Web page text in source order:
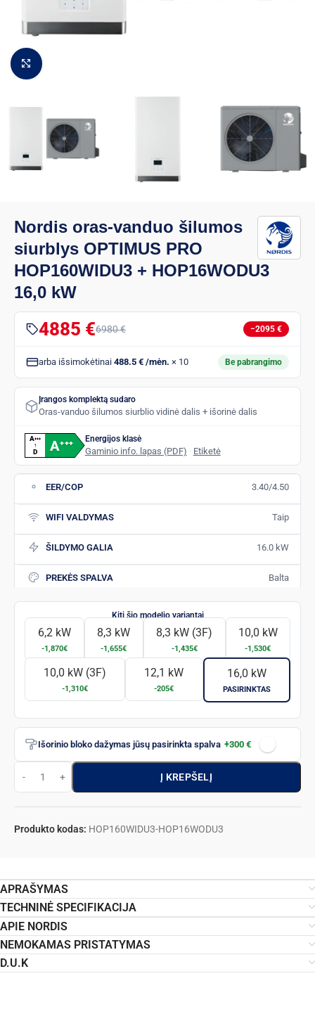
Padidinti vaizdą
Nordis oras-vanduo šilumos
siurblys OPTIMUS PRO
HOP160WIDU3 + HOP16WODU3
16,0 kW
4885 €6980 € −2095 €
arba išsimokėtinai 488.5 € /mėn. × 10 Be pabrangimo
Įrangos komplektą sudaro
Oras-vanduo šilumos siurblio vidinė dalis + išorinė dalis
A+++
↑
D A+++ Energijos klasė
Gaminio info. lapas (PDF) · Etiketė
EER/COP 3.40/4.50
WIFI VALDYMAS Taip
ŠILDYMO GALIA 16.0 kW
PREKĖS SPALVA Balta
6,2 kW
-1,870€
8,3 kW
-1,655€
8,3 kW (3F)
-1,435€
10,0 kW
-1,530€
10,0 kW (3F)
-1,310€
12,1 kW
-205€
16,0 kW
PASIRINKTAS
Išorinio bloko dažymas jūsų pasirinkta spalva +300 €
Į KREPŠELĮ
Produkto kodas: HOP160WIDU3-HOP16WODU3
APRAŠYMAS
TECHNINĖ SPECIFIKACIJA
APIE NORDIS
NEMOKAMAS PRISTATYMAS
D.U.K